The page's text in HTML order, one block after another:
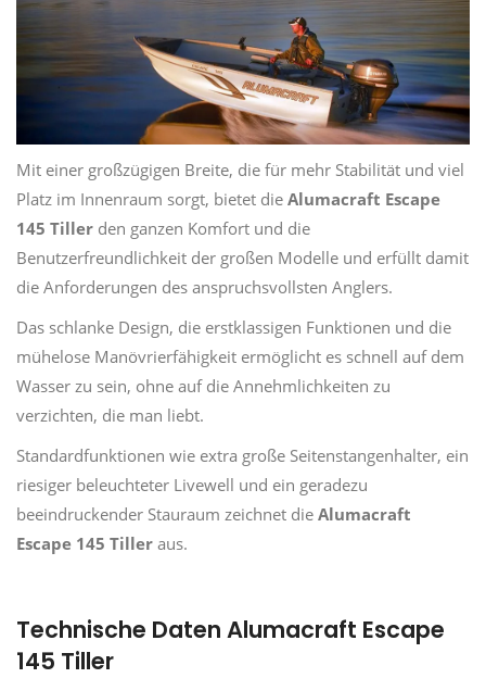
Mit einer großzügigen Breite, die für mehr Stabilität und viel
Platz im Innenraum sorgt, bietet die Alumacraft Escape
145 Tiller den ganzen Komfort und die
Benutzerfreundlichkeit der großen Modelle und erfüllt damit
die Anforderungen des anspruchsvollsten Anglers.
Das schlanke Design, die erstklassigen Funktionen und die
mühelose Manövrierfähigkeit ermöglicht es schnell auf dem
Wasser zu sein, ohne auf die Annehmlichkeiten zu
verzichten, die man liebt.
Standardfunktionen wie extra große Seitenstangenhalter, ein
riesiger beleuchteter Livewell und ein geradezu
beeindruckender Stauraum zeichnet die Alumacraft
Escape 145 Tiller aus.
Technische Daten Alumacraft Escape
145 Tiller